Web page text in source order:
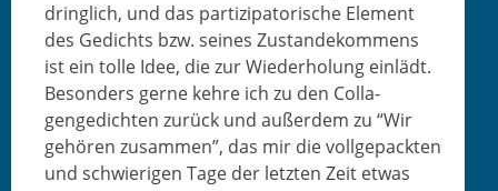
dringlich, und das par­tizipa­torische Ele­ment
des Gedichts bzw. seines Zus­tandekom­mens
ist ein tolle Idee, die zur Wieder­hol­ung ein­lädt.
Beson­ders gerne kehre ich zu den Col­la­
gengedicht­en zurück und außer­dem zu “Wir
gehören zusam­men”, das mir die voll­gepack­ten
und schwieri­gen Tage der let­zten Zeit etwas